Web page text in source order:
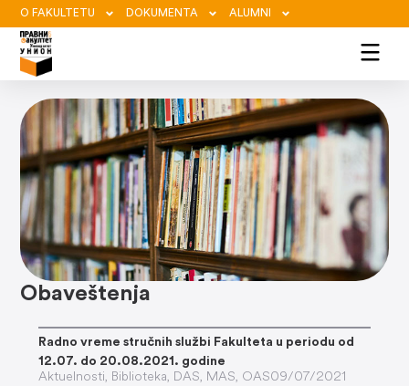
O FAKULTETU DOKUMENTA ALUMNI
BIBLIOTEKA
Obaveštenja
Radno vreme stručnih službi Fakulteta u periodu od
12.07. do 20.08.2021. godine
Aktuelnosti, Biblioteka, DAS, MAS, OAS09/07/2021